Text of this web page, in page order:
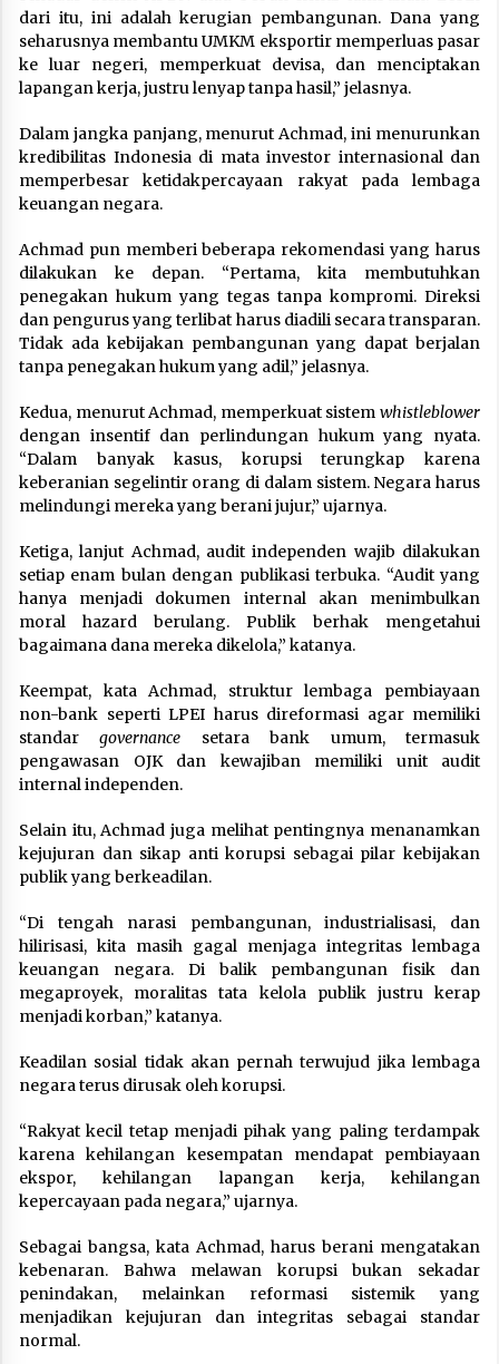
dari itu, ini adalah kerugian pembangunan. Dana yang
seharusnya membantu UMKM eksportir memperluas pasar
ke luar negeri, memperkuat devisa, dan menciptakan
lapangan kerja, justru lenyap tanpa hasil,” jelasnya.
Dalam jangka panjang, menurut Achmad, ini menurunkan
kredibilitas Indonesia di mata investor internasional dan
memperbesar ketidakpercayaan rakyat pada lembaga
keuangan negara.
Achmad pun memberi beberapa rekomendasi yang harus
dilakukan ke depan. “Pertama, kita membutuhkan
penegakan hukum yang tegas tanpa kompromi. Direksi
dan pengurus yang terlibat harus diadili secara transparan.
Tidak ada kebijakan pembangunan yang dapat berjalan
tanpa penegakan hukum yang adil,” jelasnya.
Kedua, menurut Achmad, memperkuat sistem whistleblower
dengan insentif dan perlindungan hukum yang nyata.
“Dalam banyak kasus, korupsi terungkap karena
keberanian segelintir orang di dalam sistem. Negara harus
melindungi mereka yang berani jujur,” ujarnya.
Ketiga, lanjut Achmad, audit independen wajib dilakukan
setiap enam bulan dengan publikasi terbuka. “Audit yang
hanya menjadi dokumen internal akan menimbulkan
moral hazard berulang. Publik berhak mengetahui
bagaimana dana mereka dikelola,” katanya.
Keempat, kata Achmad, struktur lembaga pembiayaan
non-bank seperti LPEI harus direformasi agar memiliki
standargovernance setara bank umum, termasuk
pengawasan OJK dan kewajiban memiliki unit audit
internal independen.
Selain itu, Achmad juga melihat pentingnya menanamkan
kejujuran dan sikap anti korupsi sebagai pilar kebijakan
publik yang berkeadilan.
“Di tengah narasi pembangunan, industrialisasi, dan
hilirisasi, kita masih gagal menjaga integritas lembaga
keuangan negara. Di balik pembangunan fisik dan
megaproyek, moralitas tata kelola publik justru kerap
menjadi korban,” katanya.
Keadilan sosial tidak akan pernah terwujud jika lembaga
negara terus dirusak oleh korupsi.
“Rakyat kecil tetap menjadi pihak yang paling terdampak
karena kehilangan kesempatan mendapat pembiayaan
ekspor, kehilangan lapangan kerja, kehilangan
kepercayaan pada negara,” ujarnya.
Sebagai bangsa, kata Achmad, harus berani mengatakan
kebenaran. Bahwa melawan korupsi bukan sekadar
penindakan, melainkan reformasi sistemik yang
menjadikan kejujuran dan integritas sebagai standar
normal.